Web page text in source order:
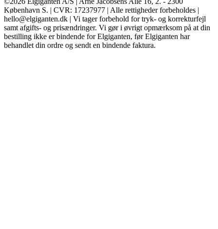
København S. | CVR: 17237977 | Alle rettigheder forbeholdes |
hello@elgiganten.dk | Vi tager forbehold for tryk- og korrekturfejl
samt afgifts- og prisændringer. Vi gør i øvrigt opmærksom på at din
bestilling ikke er bindende for Elgiganten, før Elgiganten har
behandlet din ordre og sendt en bindende faktura.